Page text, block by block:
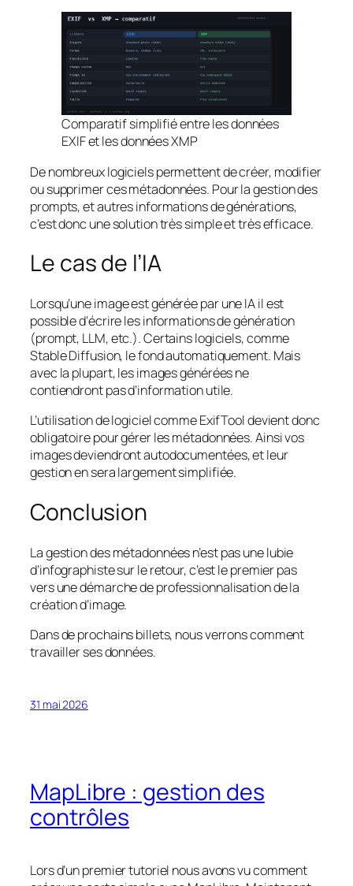
Comparatif simplifié entre les données
EXIF et les données XMP
De nombreux logiciels permettent de créer, modifier
ou supprimer ces métadonnées. Pour la gestion des
prompts, et autres informations de générations,
c’est donc une solution très simple et très efficace.
Le cas de l’IA
Lorsqu’une image est générée par une IA il est
possible d’écrire les informations de génération
(prompt, LLM, etc.). Certains logiciels, comme
Stable Diffusion, le fond automatiquement. Mais
avec la plupart, les images générées ne
contiendront pas d’information utile.
L’utilisation de logiciel comme ExifTool devient donc
obligatoire pour gérer les métadonnées. Ainsi vos
images deviendront autodocumentées, et leur
gestion en sera largement simplifiée.
Conclusion
La gestion des métadonnées n’est pas une lubie
d’infographiste sur le retour, c’est le premier pas
vers une démarche de professionnalisation de la
création d’image.
Dans de prochains billets, nous verrons comment
travailler ses données.
31 mai 2026
MapLibre : gestion des
contrôles
Lors d’un premier tutoriel nous avons vu comment